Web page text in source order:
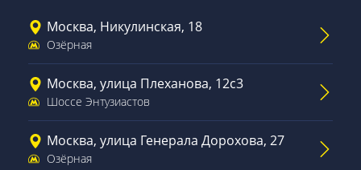
Москва, Никулинская, 18
Озёрная
Москва, улица Плеханова, 12с3
Шоссе Энтузиастов
Москва, улица Генерала Дорохова, 27
Озёрная